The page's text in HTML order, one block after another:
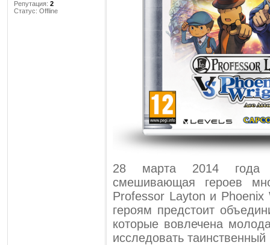
Репутация: 2
Статус: Offline
28 марта 2014 года
смешивающая героев
Professor Layton и
героям предстоит
которые вовлечена
исследовать